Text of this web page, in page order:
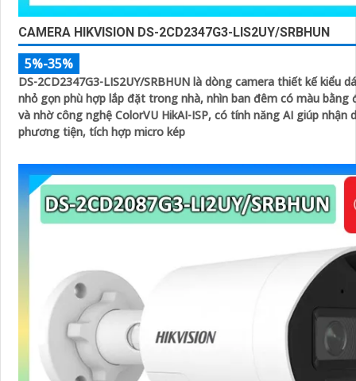
CAMERA HIKVISION DS-2CD2347G3-LIS2UY/SRBHUN
5%-35%
DS-2CD2347G3-LIS2UY/SRBHUN là dòng camera thiết kế kiểu
nhỏ gọn phù hợp lắp đặt trong nhà, nhìn ban đêm có màu bằng
và nhờ công nghệ ColorVU HikAI-ISP, có tính năng AI giúp nhận
phương tiện, tích hợp micro kép